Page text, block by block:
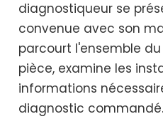
diagnostiqueur se
convenue avec son
parcourt l'ensemble
pièce, examine les
informations
diagnostic